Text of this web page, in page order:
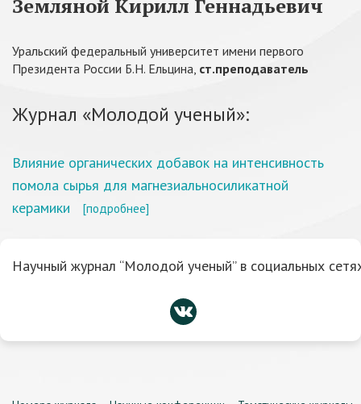
Земляной Кирилл Геннадьевич
Уральский федеральный университет имени первого
Президента России Б.Н. Ельцина, ст.преподаватель
Журнал «Молодой ученый»:
Влияние органических добавок на интенсивность
помола сырья для магнезиальносиликатной
керамики
[подробнее]
Научный журнал “Молодой ученый” в социальных